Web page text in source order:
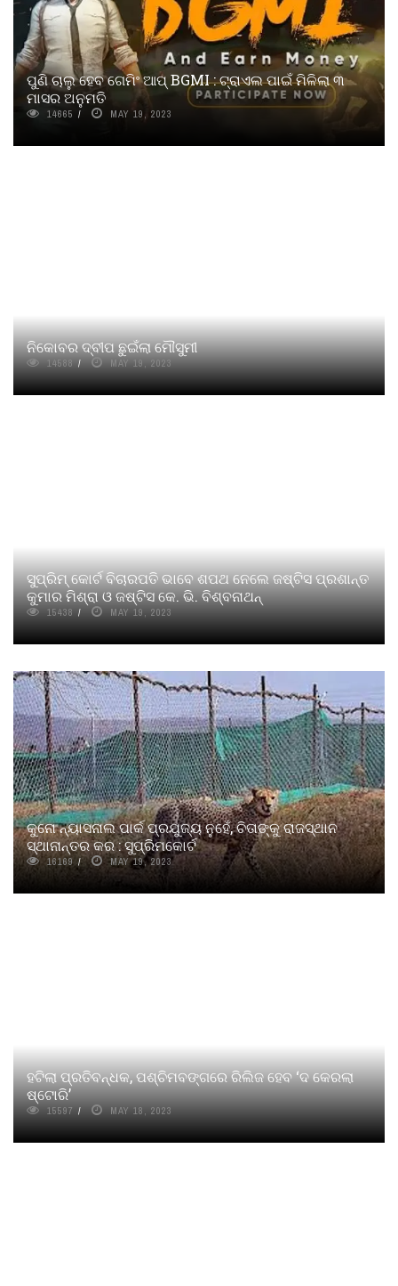
ପୁଣି ଚାଲୁ ହେବ ଗେମିଂ ଆପ୍‌ BGMI : ଟ୍ରାଏଲ ପାଇଁ ମିଳିଲା ୩
ମାସର ଅନୁମତି
14665 MAY 19, 2023
ନିକୋବର ଦ୍ବୀପ ଛୁଇଁଲା ମୌସୁମୀ
14588 MAY 19, 2023
ସୁପ୍ରିମ୍‌ କୋର୍ଟ ବିଚାରପତି ଭାବେ ଶପଥ ନେଲେ ଜଷ୍ଟିସ ପ୍ରଶାନ୍ତ
କୁମାର ମିଶ୍ରା ଓ ଜଷ୍ଟିସ କେ. ଭି. ବିଶ୍ବନାଥନ୍‌
15438 MAY 19, 2023
କୁନୋ ନ୍ୟାସନାଲ ପାର୍କ ପ୍ରଯୁଜ୍ୟ ନୁହେଁ, ଚିତାଙ୍କୁ ରାଜସ୍ଥାନ
ସ୍ଥାନାନ୍ତର କର : ସୁପ୍ରିମକୋର୍ଟ
16169 MAY 19, 2023
ହଟିଲା ପ୍ରତିବନ୍ଧକ, ପଶ୍ଚିମବଙ୍ଗରେ ରିଲିଜ ହେବ ‘ଦ କେରଲା
ଷ୍ଟୋରି’
15597 MAY 18, 2023